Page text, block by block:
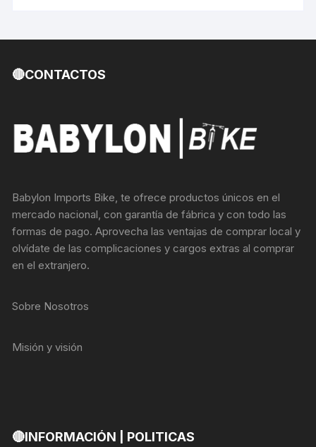
🔴CONTACTOS
Babylon Imports Bike, te ofrece productos únicos en el
mercado nacional, con garantía de fábrica y con todo las
formas de pago. Aprovecha las ventajas de comprar local y
olvídate de las complicaciones y cargos extras al comprar
en el extranjero.
Sobre Nosotros
Misión y visión
🔴INFORMACIÓN | POLITICAS